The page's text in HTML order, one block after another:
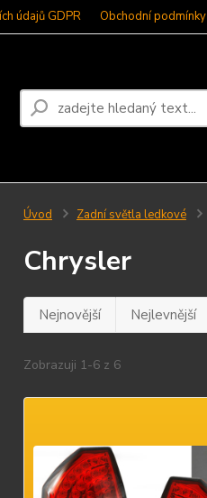
údajů GDPR Obchodní podmínky
Úvod Zadní světla ledkové
Chrysler
Nejnovější Nejlevnější
Zobrazuji 1-6 z 6